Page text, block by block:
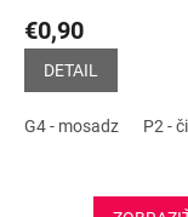
€0,90
DETAIL
G4 - mosadz P2 -